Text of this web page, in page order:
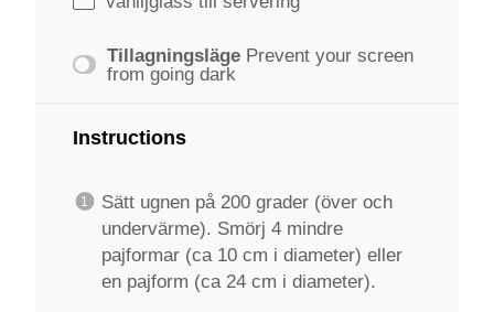
Tillagningsläge Prevent your screen
from going dark
Instructions
Sätt ugnen på 200 grader (över och
undervärme). Smörj 4 mindre
pajformar (ca 10 cm i diameter) eller
en pajform (ca 24 cm i diameter).